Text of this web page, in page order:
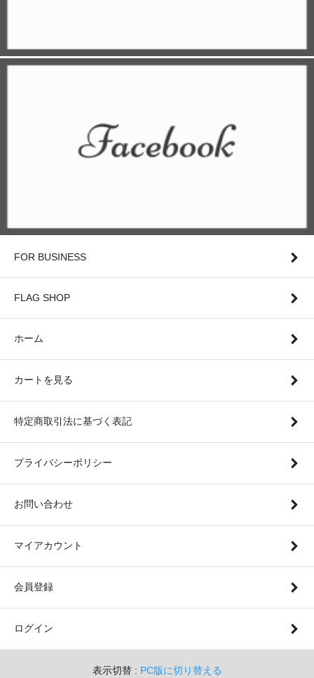
FOR BUSINESS
FLAG SHOP
ホーム
カートを見る
特定商取引法に基づく表記
プライバシーポリシー
お問い合わせ
マイアカウント
会員登録
ログイン
表示切替 : PC版に切り替える